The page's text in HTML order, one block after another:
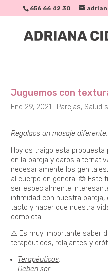
656 66 42 30
Juguemos con
Ene 29, 2021 Parejas, Salud
Regalaos un masaje
Hoy os traigo esta
en la pareja y daros
necesariamente los
al cuerpo en general 🤲 Este
ser especialmente
intimidad con nuestra
tacto y hacer que nuestra
completa.
⚠️ Es muy importante saber
terapéuticos, relajantes y
Terapéuticos:
Deben ser